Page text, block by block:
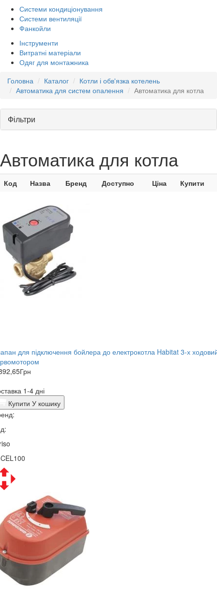
Системи кондиціонування
Системи вентиляції
Фанкойли
Інструменти
Витратні матеріали
Одяг для монтажника
Головна
Каталог
Котли і обв'язка котелень
Автоматика для систем опалення
Автоматика для котла
Фільтри
Автоматика для котла
Код Назва Бренд Доступно Ціна Купити
для підключення бойлера до електрокотла Habitat 3-х
Грн
1-4 дні
Купити У кошику